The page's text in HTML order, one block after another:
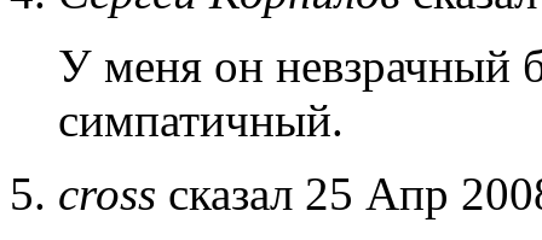
У меня он невзрачный
симпатичный.
cross сказал 25 Апр